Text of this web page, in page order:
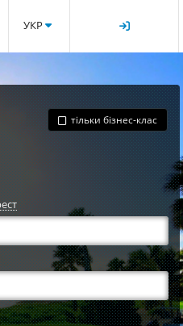
УКР
тільки бізнес-клас